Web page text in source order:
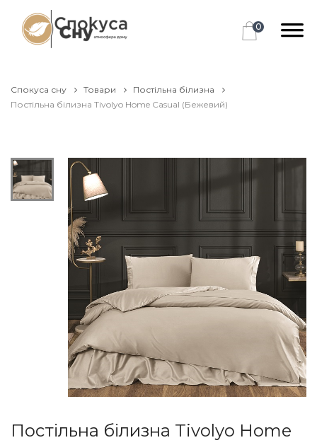
0
Спокуса сну Товари
Постільна білизна
Постільна білизна Tivolyo Home Casual (Бежевий)
Постільна білизна Tivolyo Home